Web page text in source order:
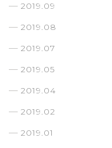
2019.09
2019.08
2019.07
2019.05
2019.04
2019.02
2019.01